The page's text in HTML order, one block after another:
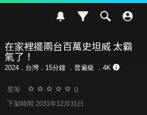
在家裡擺兩台百萬史坦威 太霸
氣了！
2024．台灣．15分鐘 ． 普遍級 ．4K
星等 0
下架時間 2031年12月31日